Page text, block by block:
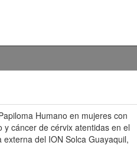
Humano en mujeres con
cáncer de cérvix atentidas en el
del ION Solca Guayaquil,